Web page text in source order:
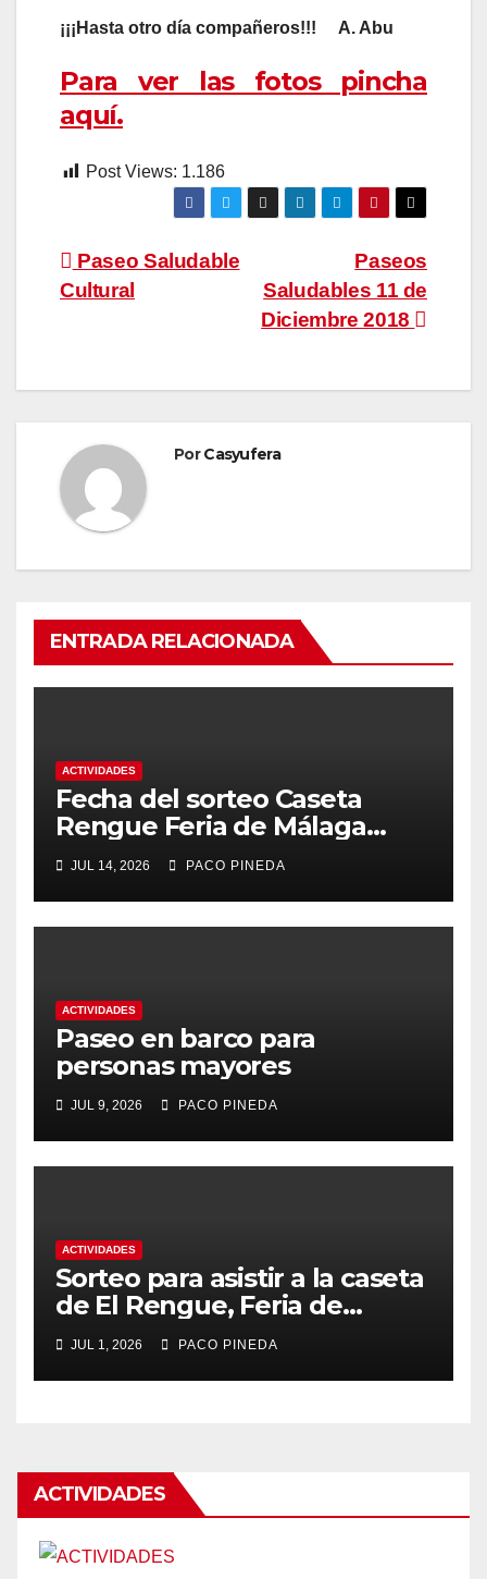
¡¡¡Hasta otro día compañeros!!! A. Abu
Para ver las fotos pincha
aquí.
Post Views: 1.186
Navegación
de
Paseos
Saludables 11 de
Diciembre 2018
Paseo Saludable
Cultural
PorCasyufera
ENTRADA RELACIONADA
ACTIVIDADES
Fecha del sorteo Caseta
Rengue Feria de Málaga
2026
JUL 14, 2026 PACO PINEDA
ACTIVIDADES
Paseo en barco para
personas mayores
JUL 9, 2026 PACO PINEDA
ACTIVIDADES
Sorteo para asistir a la caseta
de El Rengue, Feria de
Málaga 2026
JUL 1, 2026 PACO PINEDA
ACTIVIDADES